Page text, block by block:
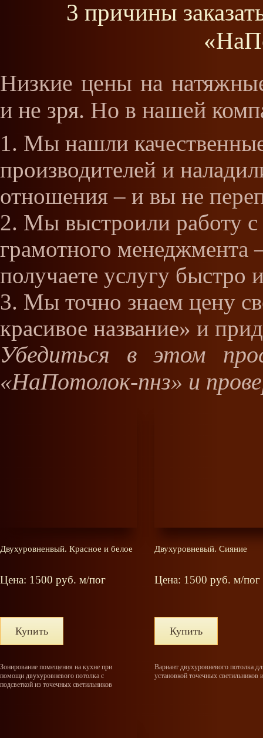
3 причины
Низкие цены на
и не зря. Но в нашей
Мы нашли
производителей и
отношения – и вы не
Мы выстроили работу
грамотного менеджмента
получаете услугу быстро
Мы точно знаем цену
красивое название» и
Убедиться в этом
«НаПотолок-пнз» и
Двухуровненвый. Красное и белое
Цена: 1500 руб. м/пог
Купить
Зонирование помещения на кухне при
помощи двухуровневого потолка с
подсветкой из точечных светильников
Двухуровневый. Сияние
Цена: 1500 руб. м/пог
Купить
Вариант двухуровневого потолка
установкой точечных светильников